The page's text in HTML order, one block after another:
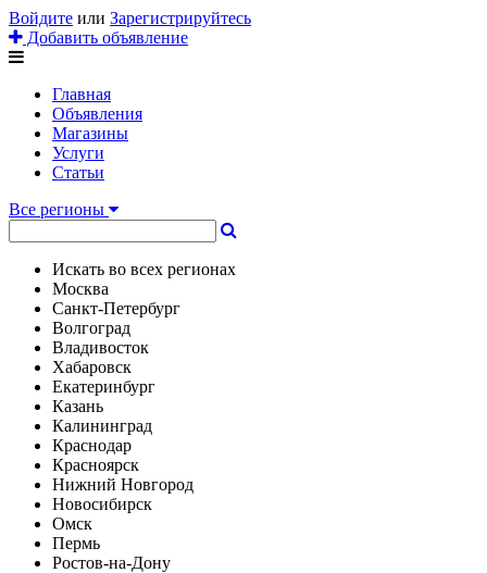
Войдите или Зарегистрируйтесь
Добавить объявление
Главная
Объявления
Магазины
Услуги
Статьи
Все регионы
Искать во всех регионах
Москва
Санкт-Петербург
Волгоград
Владивосток
Хабаровск
Екатеринбург
Казань
Калининград
Краснодар
Красноярск
Нижний Новгород
Новосибирск
Омск
Пермь
Ростов-на-Дону